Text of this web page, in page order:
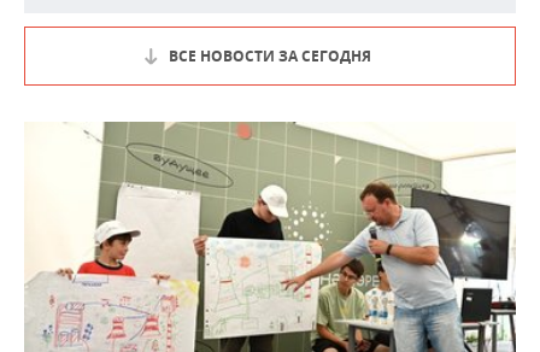
ВСЕ НОВОСТИ ЗА СЕГОДНЯ